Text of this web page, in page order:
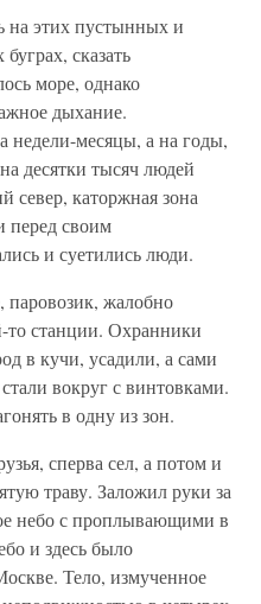
на этих пустынных и
сказать
море, однако
дыхание.
недели-месяцы, а на годы,
десятки тысяч людей
север, каторжная зона
перед своим
и суетились люди.
паровозик, жалобно
то станции. Охранники
в кучи, усадили, а сами
вокруг с винтовками.
в одну из зон.
сперва сел, а потом и
траву. Заложил руки за
небо с проплывающими в
и здесь было
Тело, измученное